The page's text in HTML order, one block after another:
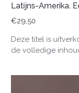
Latijns-Amerika.
€29,50
Deze titel is
de volledige